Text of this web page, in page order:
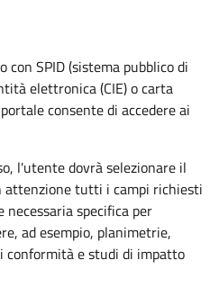
SPID (sistema pubblico di
elettronica (CIE) o carta
consente di accedere ai
l'utente dovrà selezionare il
attenzione tutti i campi richiesti
specifica per
ad esempio, planimetrie,
conformità e studi di impatto